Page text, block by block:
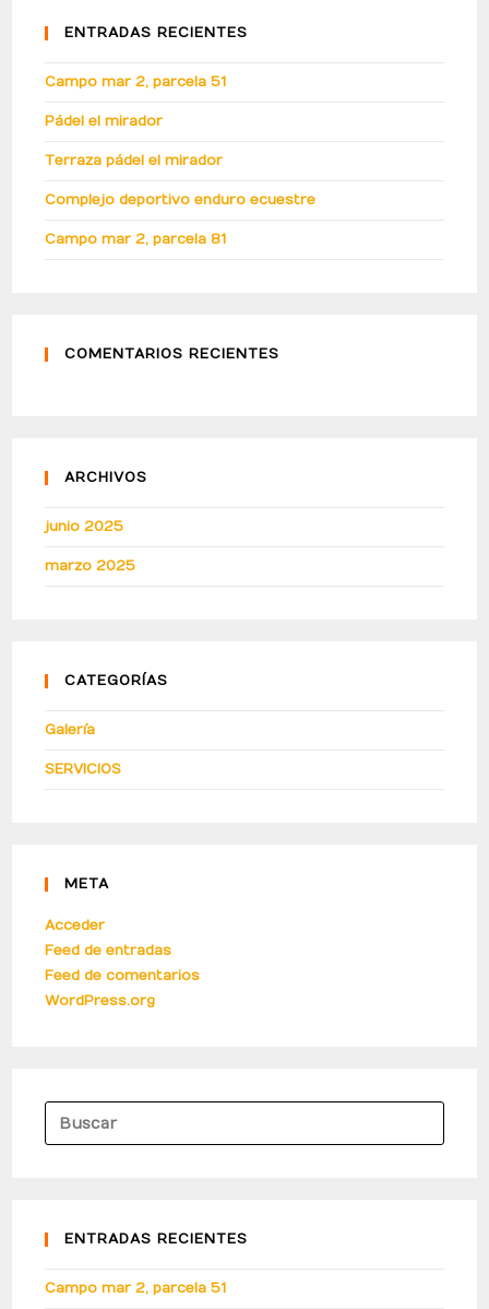
ENTRADAS RECIENTES
Campo mar 2, parcela 51
Pádel el mirador
Terraza pádel el mirador
Complejo deportivo enduro ecuestre
Campo mar 2, parcela 81
COMENTARIOS RECIENTES
ARCHIVOS
junio 2025
marzo 2025
CATEGORÍAS
Galería
SERVICIOS
META
Acceder
Feed de entradas
Feed de comentarios
WordPress.org
ENTRADAS RECIENTES
Campo mar 2, parcela 51